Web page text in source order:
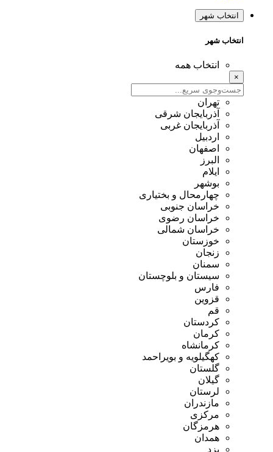
انتخاب شهر
انتخاب شهر
انتخاب همه
تهران
آذربایجان شرقی
آذربایجان غربی
اردبیل
اصفهان
البرز
ایلام
بوشهر
چهارمحال و بختیاری
خراسان جنوبی
خراسان رضوی
خراسان شمالی
خوزستان
زنجان
سمنان
سیستان و بلوچستان
فارس
قزوین
قم
کردستان
کرمان
کرمانشاه
کهگیلویه و بویراحمد
گلستان
گیلان
لرستان
مازندران
مرکزی
هرمزگان
همدان
یزد